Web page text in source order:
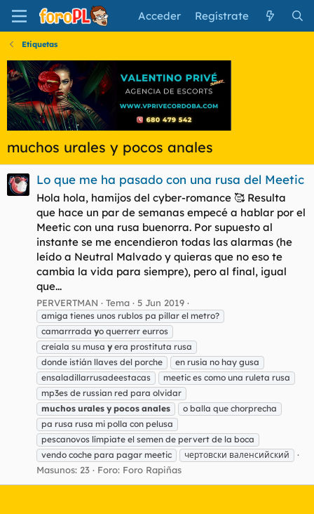
Acceder Regístrate
Etiquetas
muchos urales y pocos anales
Lo que me ha pasado con una rusa del Meetic
Hola hola, hamijos del cyber-romance 🥰 Resulta
que hace un par de semanas empecé a hablar por el
Meetic con una rusa buenorra. Por supuesto al
instante se me encendieron todas las alarmas (he
leído a Neutral Malvado y quieras que no eso te
cambia la vida para siempre), pero al final, igual
que...
PERVERTMAN Tema 5 Jun 2019
amiga tienes unos rublos pa pillar el metro?
camarrrada yo querrerr eurros
creíala su musa y era prostituta rusa
donde istián llaves del porche
en rusia no hay gusa
ensaladillarrusadeestacas
meetic es como una ruleta rusa
mp3es de russian red para olvidar
muchos urales y pocos anales
o balla que chorprecha
pa rusa rusa mi polla con pelusa
pescanovos límpiate el semen de pervert de la boca
vendo coche para pagar meetic
чертовски валенсийский
Masunos: 23 Foro: Foro Rapiñas